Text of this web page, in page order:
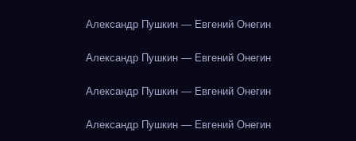
Александр Пушкин — Евгений Онегин
Александр Пушкин — Евгений Онегин
Александр Пушкин — Евгений Онегин
Александр Пушкин — Евгений Онегин